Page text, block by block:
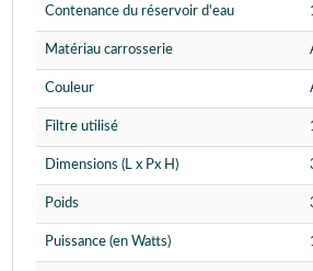
Contenance du réservoir d'eau
Matériau carrosserie
Couleur
Filtre utilisé
Dimensions (L x Px H)
Poids
Puissance (en Watts)